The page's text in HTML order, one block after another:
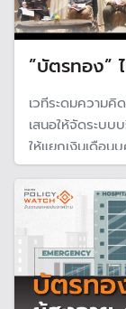
”บัตรทอง”
เวทีระดมความคิ
เสนอให้จัดระบบ
ให้แยกเงินเดือน
เพดานการจ่ายช
บาท และเพิ่มงบ
กองทุนดูแลระยะย